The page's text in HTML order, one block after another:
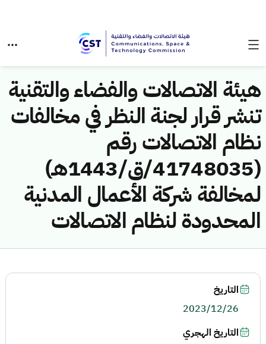
هيئة الاتصالات والفضاء والتقنية
تنشر قرار لجنة النظر في مخالفات
نظام الاتصالات رقم
(41748035/ق/1443هـ)
لمخالفة شركة الأعمال المدنية
المحدودة لنظام الاتصالات
التاريخ
2023/12/26
التاريخ الهجري